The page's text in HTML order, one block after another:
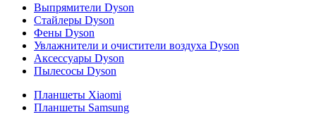
Выпрямители Dyson
Стайлеры Dyson
Фены Dyson
Увлажнители и очистители воздуха Dyson
Аксессуары Dyson
Пылесосы Dyson
Планшеты Xiaomi
Планшеты Samsung